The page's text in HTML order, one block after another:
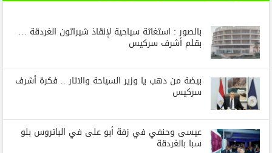
بالصور : استغاثة سياحية لإنقاذ شيراتون الغردقة …
بقلم أشرف سركيس
بيضة من دهب يا وزير السياحة والاثار .. فكرة أشرف
سركيس
عيسى وحنفي في زفة أبو على في الباتروس بلو
سبا بالغردقة